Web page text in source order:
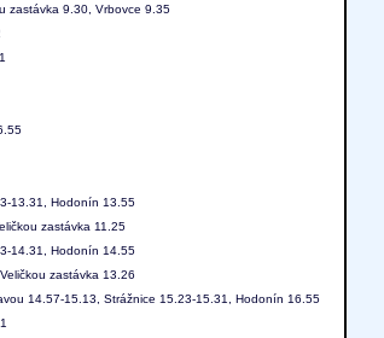
zastávka 9.30, Vrbovce 9.35
13.31, Hodonín 13.55
zastávka 11.25
14.31, Hodonín 14.55
zastávka 13.26
14.57-15.13, Strážnice 15.23-15.31, Hodonín 16.55